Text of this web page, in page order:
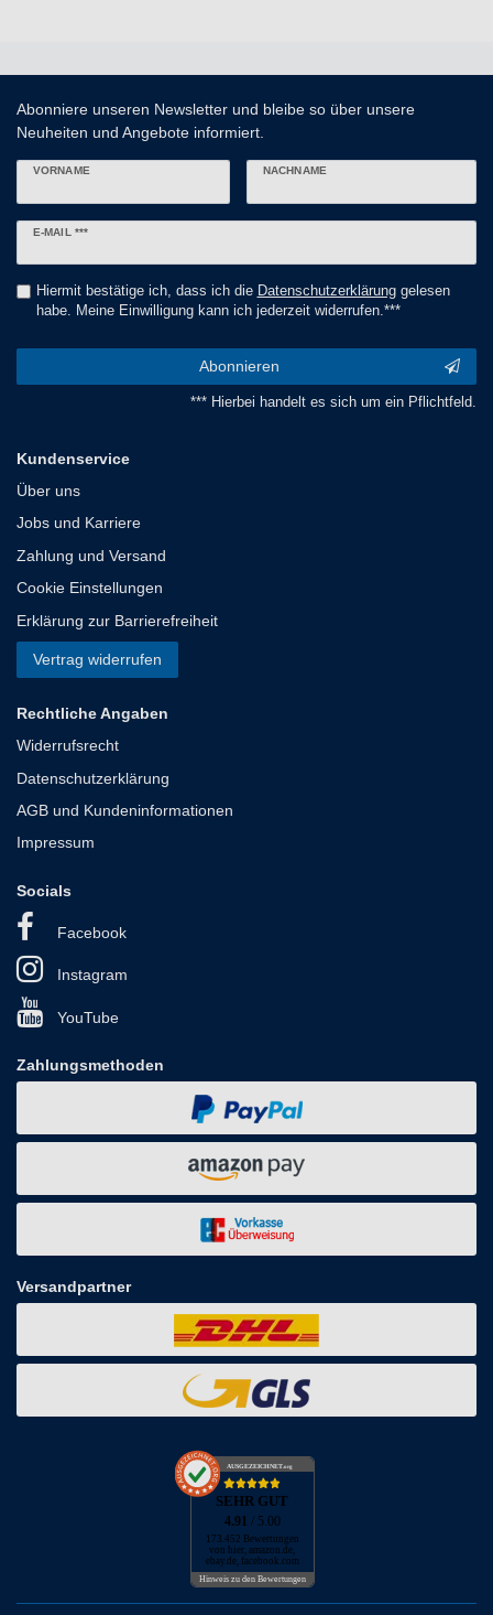
Abonniere unseren Newsletter und bleibe so über unsere
Neuheiten und Angebote informiert.
VORNAME NACHNAME
E-MAIL ***
Newsletter
Hiermit bestätige ich, dass ich die Daten­schutz­erklärunggelesen
habe. Meine Einwilligung kann ich jederzeit widerrufen.***
Abonnieren
*** Hierbei handelt es sich um ein Pflichtfeld.
Kundenservice
Über uns
Jobs und Karriere
Zahlung und Versand
Cookie Einstellungen
Erklärung zur Barrierefreiheit
Vertrag widerrufen
Rechtliche Angaben
Widerrufsrecht
Datenschutzerklärung
AGB und Kundeninformationen
Impressum
Socials
Facebook
Instagram
YouTube
Zahlungsmethoden
Versandpartner
AUSGEZEICHNET.org
SEHR GUT
4.91 / 5.00
173.452 Bewertungen
von hier, amazon.de,
ebay.de, facebook.com
Hinweis zu den Bewertungen